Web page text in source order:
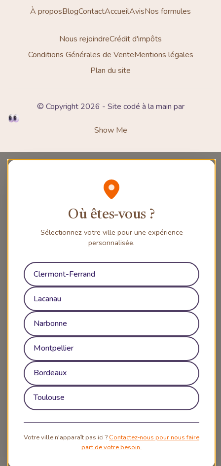
À proposBlogContactAccueilAvisNos formules
Nous rejoindreCrédit d'impôts
Conditions Générales de VenteMentions légales
Plan du site
© Copyright 2026 - Site codé à la main par
Show Me
Où êtes‑vous ?
Sélectionnez votre ville pour une expérience
personnalisée.
Clermont-Ferrand
Lacanau
Narbonne
Montpellier
Bordeaux
Toulouse
Votre ville n'apparaît pas ici ? Contactez‑nous pour nous faire
part de votre besoin.